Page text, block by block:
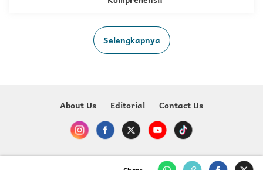
Selengkapnya
About Us Editorial Contact Us
Copyright @ 2023-2026 Just For Kids - MNC Media